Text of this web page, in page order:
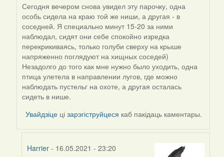
Сегодня вечером снова увидел эту парочку, одна
особь сидела на краю той же ниши, а другая - в
соседней. Я специально минут 15-20 за ними
наблюдал, сидят они себе спокойно изредка
перекрикиваясь, только голуби сверху на крыше
напряженно поглядуют на хищных соседей)
Незадолго до того как мне нужно было уходить, одна
птица улетела в направлении лугов, где можно
наблюдать пустельг на охоте, а другая осталась
сидеть в нише.
Увайдзіце цізарэгіструйцеся каб пакідаць каментары.
Harrier- 16.05.2021 - 23:20